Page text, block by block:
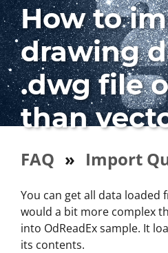
How to
drawing
.dwg file
than
FAQ » Import
You can get all data loaded
would a bit more complex
into OdReadEx sample. It
its contents.